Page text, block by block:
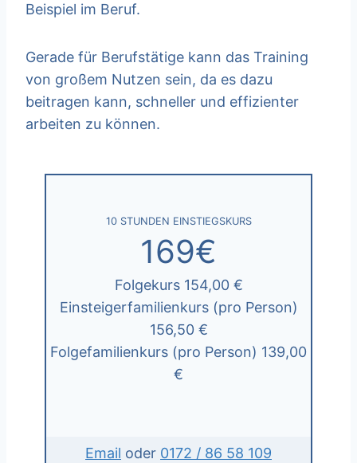
Beispiel im Beruf.
Gerade für Berufstätige kann das Training
von großem Nutzen sein, da es dazu
beitragen kann, schneller und effizienter
arbeiten zu können.
10 STUNDEN EINSTIEGSKURS
169€
Folgekurs 154,00 €
Einsteigerfamilienkurs (pro Person)
156,50 €
Folgefamilienkurs (pro Person) 139,00
€
Email oder 0172 / 86 58 109